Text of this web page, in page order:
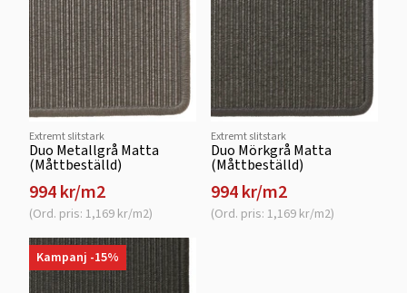
Extremt slitstark
Duo Metallgrå Matta
(Måttbeställd)
994 kr/m2
(Ord. pris: 1,169 kr/m2)
Extremt slitstark
Duo Mörkgrå Matta
(Måttbeställd)
994 kr/m2
(Ord. pris: 1,169 kr/m2)
Kampanj -15%